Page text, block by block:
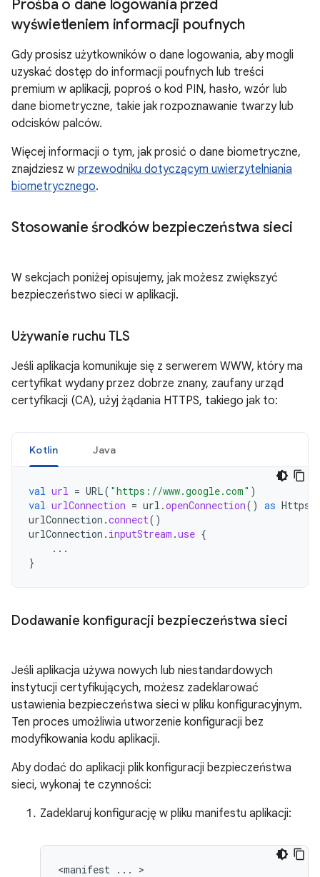
Prośba o dane logowania przed
wyświetleniem informacji poufnych
Gdy prosisz użytkowników o dane logowania, aby mogli
uzyskać dostęp do informacji poufnych lub treści
premium w aplikacji, poproś o kod PIN, hasło, wzór lub
dane biometryczne, takie jak rozpoznawanie twarzy lub
odcisków palców.
Więcej informacji o tym, jak prosić o dane biometryczne,
znajdziesz w przewodniku dotyczącym uwierzytelniania
biometrycznego.
Stosowanie środków bezpieczeństwa sieci
W sekcjach poniżej opisujemy, jak możesz zwiększyć
bezpieczeństwo sieci w aplikacji.
Używanie ruchu TLS
Jeśli aplikacja komunikuje się z serwerem WWW, który ma
certyfikat wydany przez dobrze znany, zaufany urząd
certyfikacji (CA), użyj żądania HTTPS, takiego jak to:
Kotlin Java
val url = URL( "https://www.google.com" )
val urlConnection = url .openConnection() as
urlConnection .connect()
urlConnection . inputStream .use {
...
}
Dodawanie konfiguracji bezpieczeństwa sieci
Jeśli aplikacja używa nowych lub niestandardowych
instytucji certyfikujących, możesz zadeklarować
ustawienia bezpieczeństwa sieci w pliku konfiguracyjnym.
Ten proces umożliwia utworzenie konfiguracji bez
modyfikowania kodu aplikacji.
Aby dodać do aplikacji plik konfiguracji bezpieczeństwa
sieci, wykonaj te czynności:
Zadeklaruj konfigurację w pliku manifestu aplikacji:
<manifest ...